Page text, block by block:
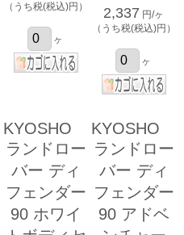
（うち税(税込)円）
ヶ
2,337 円/ヶ
（うち税(税込)円）
ヶ
KYOSHO
ランドロー
バー ディ
フェンダー
90 ホワイ
KYOSHO
ランドロー
バー ディ
フェンダー
90 アドベ